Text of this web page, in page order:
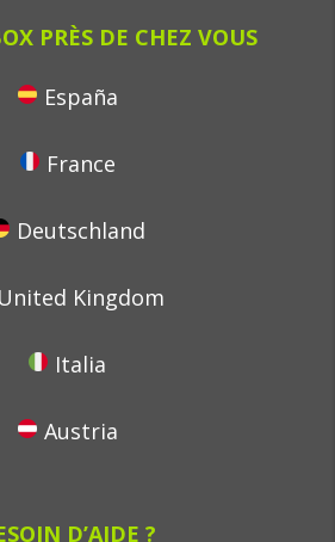
PRÈS DE CHEZ VOUS
España
France
Deutschland
United Kingdom
Italia
Austria
D’AIDE ?